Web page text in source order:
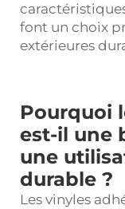
font un choix
extérieures
Pourquoi
est-il une
une
durable ?
Les vinyles